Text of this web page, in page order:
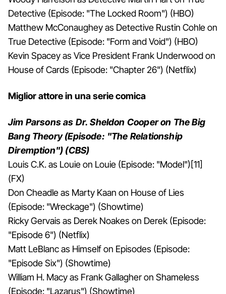
Detective (Episode: "The Locked Room") (HBO)
Matthew McConaughey as Detective Rustin Cohle on
True Detective (Episode: "Form and Void") (HBO)
Kevin Spacey as Vice President Frank Underwood on
House of Cards (Episode: "Chapter 26") (Netflix)
Miglior attore in una serie comica
Jim Parsons as Dr. Sheldon Cooper on The Big
Bang Theory (Episode: "The Relationship
Diremption") (CBS)
Louis C.K. as Louie on Louie (Episode: "Model")[11]
(FX)
Don Cheadle as Marty Kaan on House of Lies
(Episode: "Wreckage") (Showtime)
Ricky Gervais as Derek Noakes on Derek (Episode:
"Episode 6") (Netflix)
Matt LeBlanc as Himself on Episodes (Episode:
"Episode Six") (Showtime)
William H. Macy as Frank Gallagher on Shameless
(Episode: "Lazarus") (Showtime)